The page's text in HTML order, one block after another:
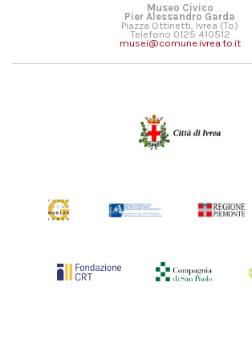
Museo Civico
Pier Alessandro Garda
Piazza Ottinetti, Ivrea (To)
Telefono 0125 410512
musei@comune.ivrea.to.it